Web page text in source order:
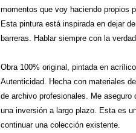
momentos que voy haciendo propios
Esta pintura está inspirada en dejar
barreras. Hablar siempre con la
Obra 100% original, pintada en
Autenticidad. Hecha con materiales
de archivo profesionales. Me aseguro
una inversión a largo plazo. Esta es
continuar una colección existente.